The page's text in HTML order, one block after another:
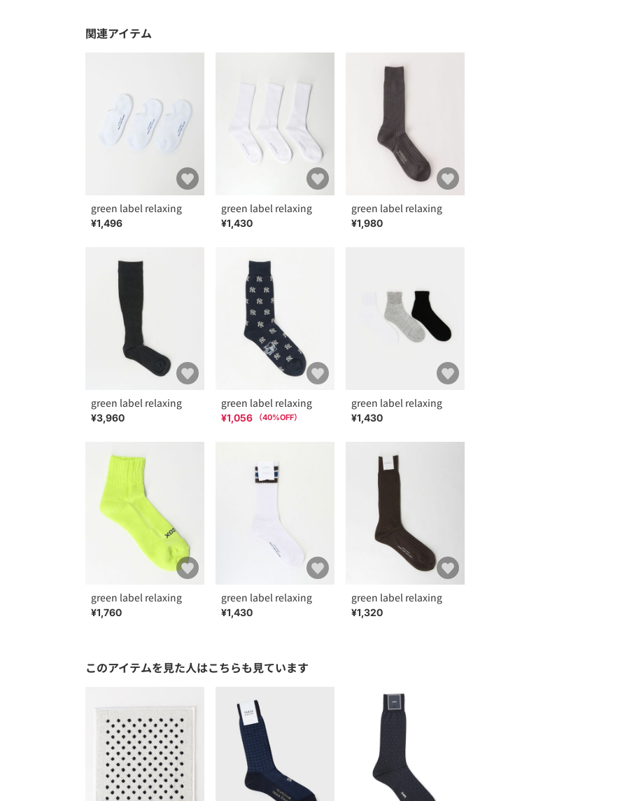
関連アイテム
green label relaxing
¥1,496
green label relaxing
¥1,430
green label relaxing
¥1,980
green label relaxing
¥3,960
green label relaxing
¥1,056 （40%OFF）
green label relaxing
¥1,430
green label relaxing
¥1,760
green label relaxing
¥1,430
green label relaxing
¥1,320